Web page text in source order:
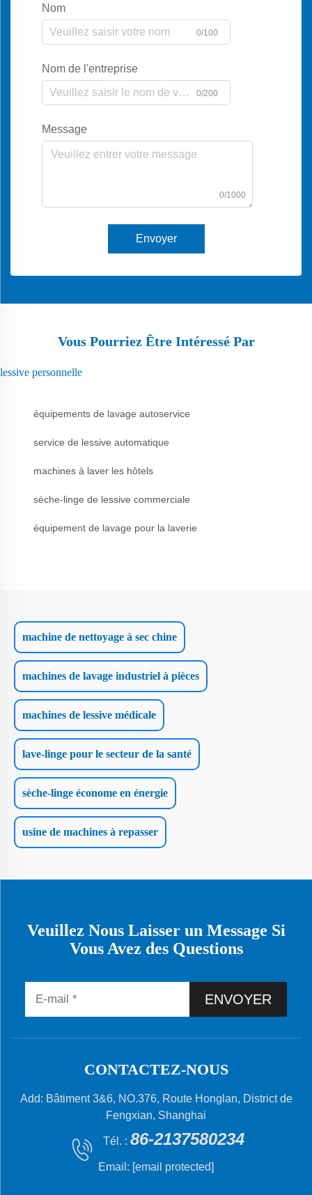
Nom
0/100
Nom de l'entreprise
0/200
Message
0/1000
Envoyer
Vous Pourriez Être Intéressé Par
lessive personnelle
équipements de lavage autoservice
service de lessive automatique
machines à laver les hôtels
sèche-linge de lessive commerciale
équipement de lavage pour la laverie
machine de nettoyage à sec chine
machines de lavage industriel à pièces
machines de lessive médicale
lave-linge pour le secteur de la santé
sèche-linge économe en énergie
usine de machines à repasser
Veuillez Nous Laisser un Message Si
Vous Avez des Questions
ENVOYER
CONTACTEZ-NOUS
Add: Bâtiment 3&6, NO.376, Route Honglan, District de
Fengxian, Shanghai
Tél. : 86-2137580234
Email: [email protected]